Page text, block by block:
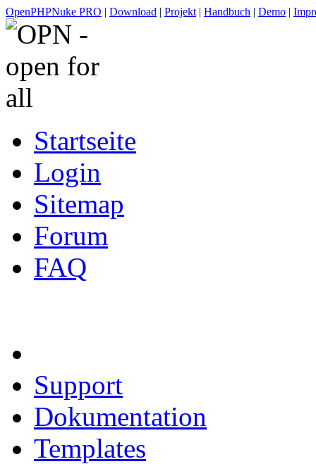
OpenPHPNuke PRO | Download | Projekt | Handbuch | Demo |
Startseite
Login
Sitemap
Forum
FAQ
Support
Dokumentation
Templates